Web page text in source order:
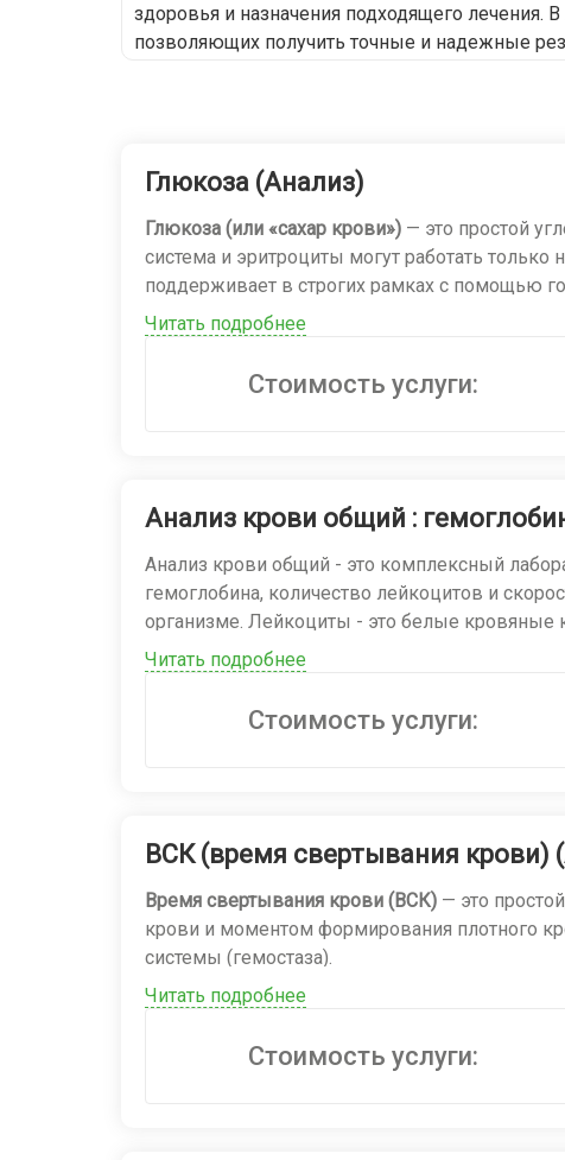
здоровья и назначения подходящего лечения.
позволяющих получить точные и надежные
Наш центр оснащен современным
сдаче образцов. Мы гарантируем
Выполняя анализы в нашем центре, вы
миссия - помогать людям сохранять
профессиональных лабораторных анализов.
Глюкоза (Анализ)
Глюкоза (или «сахар крови») — это простой
система и эритроциты могут работать
поддерживает в строгих рамках с помощью
Зачем назначают этот анализ?
Скрининг и диагностика сахарного диабета:
Выявление явного диабета.
исследование и проведение
Что может влиять на результат?
Повышение (гипергликемия):
Понижение (гипогликемия):передозировка
тяжелые заболевания печени, некоторые
Читать подробнее
Стоимость услуги:
Анализ крови общий :
Анализ крови общий - это комплексный
гемоглобина, количество лейкоцитов и
организме. Лейкоциты - это белые
показатель, который отражает скорость
состояниях. Анализ крови общий является
Читать подробнее
Стоимость услуги:
ВСК (время свертывания крови)
Время свертывания крови (ВСК) — это
крови и моментом формирования плотного
системы (гемостаза).
Для чего нужен этот анализ?
Скрининг нарушений гемостаза:Врач
Читать подробнее
Стоимость услуги: